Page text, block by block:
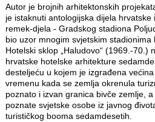
Autor je brojnih arhitektonskih
je istaknuti antologijska dijela
remek-djela - Gradskog stadiona
bio uzor mnogim svjetskim stadionima
Hotelski sklop „Haludovo“ (1969.-70.)
hrvatske hotelske arhitekture
desteljeću u kojem je izgrađena
vremenu kada se zemlja okrenula
poznato i izvan granica bivče zemlje,
poznate svjetske osobe iz javnog
turističkog booma sedamdesetih.